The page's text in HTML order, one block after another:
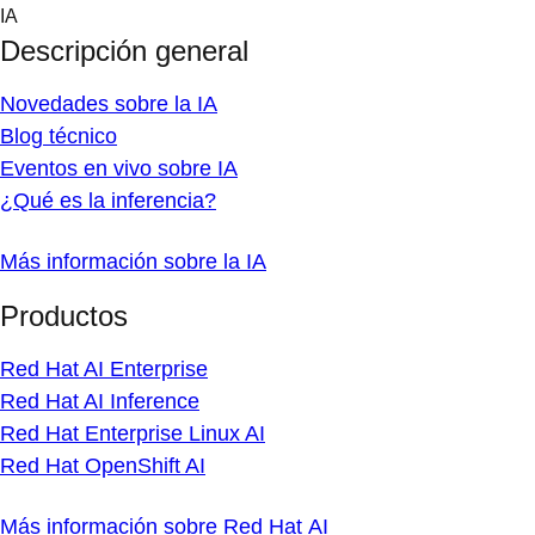
Skip
content
IA
Descripción general
Novedades sobre la IA
Blog técnico
Eventos en vivo sobre IA
¿Qué es la inferencia?
Más información sobre la IA
Productos
Red Hat AI Enterprise
Red Hat AI Inference
Red Hat Enterprise Linux AI
Red Hat OpenShift AI
Más información sobre Red Hat AI